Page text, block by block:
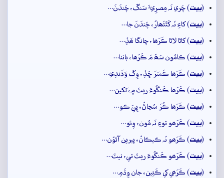
(بيت) چَري نَہ مِصرِيءَ سَنگَ، چَندَنَ…
(بيت) کاءِ نَہ کَٽَڻَھارُ، چَندَنَ جا…
(بيت) کاڻا لاڻا ڪَرَھا، چانگا ھَڏِ…
(بيت) ڪامُون سَھُ مَ ڪَرَھا، بانٺا…
(بيت) ڪَرَھا ڪَسَرَ ڇَڏِ، وِکَ وَڌَندِي…
(بيت) ڪَرَھا ڪَنگُوءَ ريٽَ ۾، لَکين…
(بيت) ڪَرَھا ڪُرَ سُڃاڻُ، پِيَ ڪو…
(بيت) ڪَرَھو توءِ نَہ مُون، وِئو…
(بيت) ڪَرَھو نَہ ڪيڪانُ، پيرين آئوُن…
(بيت) ڪَرَھو ڪَنگُوءَ ريٽَ تي، نيٽَ…
(بيت) ڪَرَھي کي ڪَئِين، جان وِڌَمِ…